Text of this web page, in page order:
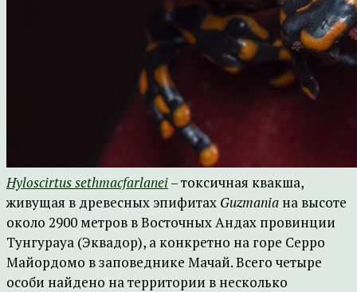
Hyloscirtus sethmacfarlanei– токсичная квакша,
живущая в древесных эпифитах Guzmania на высоте
около 2900 метров в Восточных Андах провинции
Тунгурауа (Эквадор), а конкретно на горе Серро
Майордомо в заповеднике Мачай. Всего четыре
особи найдено на территории в несколько